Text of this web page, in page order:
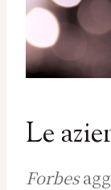
Le
Forbes